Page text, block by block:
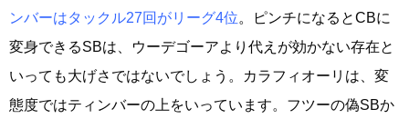
ンバーはタックル27回がリーグ4位。ピンチになるとCBに
変身できるSBは、ウーデゴーアより代えが効かない存在と
いっても大げさではないでしょう。カラフィオーリは、変
態度ではティンバーの上をいっています。フツーの偽SBか